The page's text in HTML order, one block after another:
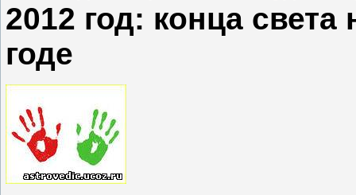
2012 год: конца света
годе